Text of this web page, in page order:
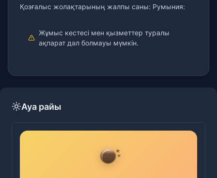
Қозғалыс жолақтарының жалпы саны: Румыния:
Жұмыс кестесі мен қызметтер туралы
ақпарат дәл болмауы мүмкін.
Ауа райы